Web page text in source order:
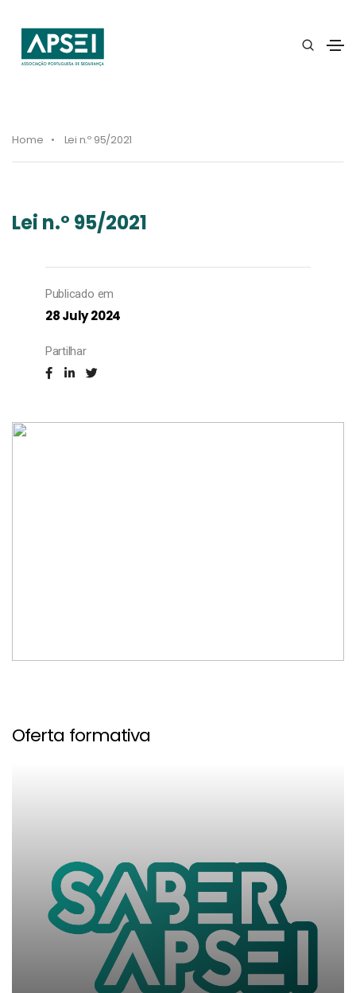
Home Lei n.º 95/2021
Lei n.º 95/2021
Publicado em
28 July 2024
Partilhar
Oferta formativa